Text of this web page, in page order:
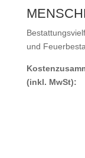
und
(inkl. MwSt):